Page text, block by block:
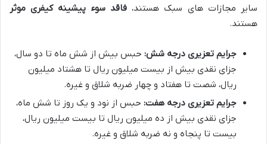
سایر مجازات های سبک هستند،فاقد سوء پیشینه کیفری موثر
هستند.
جرایم تعزیری درجه شش: حبس بیش از شش ماه تا دو سال،
جزای نقدی بیش از بیست میلیون ریال تا هشتاد میلیون
ریال، شصت تا هفتاد و چهار ضربه شلاق و غیره.
جرایم تعزیری درجه هفت: حبس از نود و یک روز تا شش ماه،
جزای نقدی بیش از ده میلیون ریال تا بیست میلیون ریال،
بیست تا پنجاه و نه ضربه شلاق و غیره.